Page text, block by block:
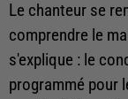
Le chanteur se
comprendre le
s'explique : le
programmé pour